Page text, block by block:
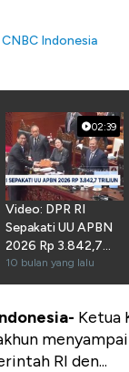
CNBC Indonesia
02:39
Video: DPR RI
Sepakati UU APBN
2026 Rp 3.842,7
Triliun
10 bulan yang lalu
Ketua
RI den...